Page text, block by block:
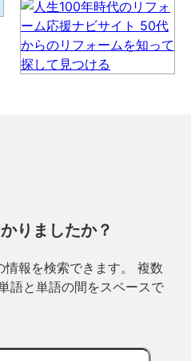
りましたか？
情報を検索できます。 複数
語と単語の間をスペースで